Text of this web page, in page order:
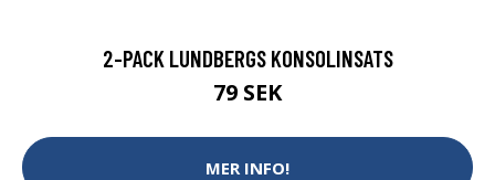
2-PACK LUNDBERGS KONSOLINSATS
79 SEK
MER INFO!